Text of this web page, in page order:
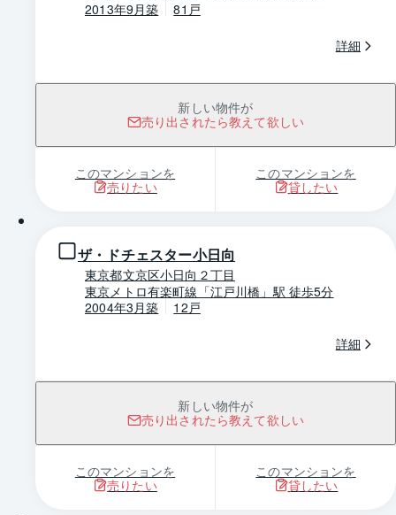
2013年9月築
81戸
詳細
新しい物件が
売り出されたら教えて欲しい
このマンションを
売りたい
このマンションを
貸したい
ザ・ドチェスター小日向
東京都文京区小日向２丁目
東京メトロ有楽町線「江戸川橋」駅 徒歩5分
2004年3月築
12戸
詳細
新しい物件が
売り出されたら教えて欲しい
このマンションを
売りたい
このマンションを
貸したい